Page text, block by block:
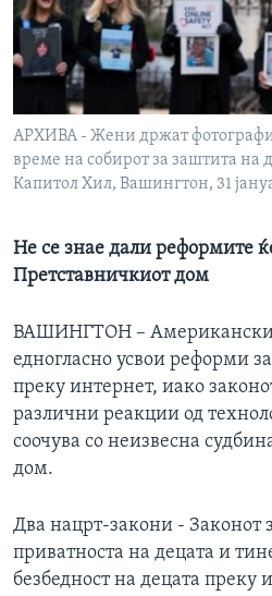
ИНТЕРВЈУА
Јазици
АРХИВА - Жени држат
време на собирот за заштита на
Капитол Хил, Вашингтон, 31
Не се знае дали реформите
Претставничкиот дом
ВАШИНГТОН –
едногласно усвои реформи
преку интернет, иако
различни реакции од
соочува со неизвесна
дом.
Два нацрт-закони - Законот
приватноста на децата и
безбедност на децата преку